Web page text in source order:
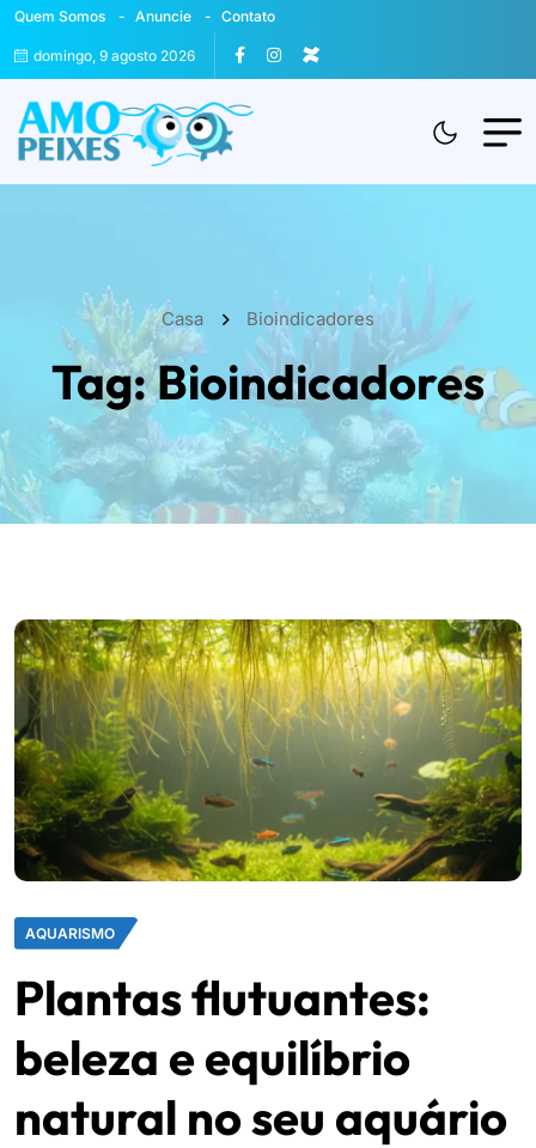
Quem Somos Anuncie Contato
domingo, 9 agosto 2026
Casa Bioindicadores
Tag:Bioindicadores
AQUARISMO
Plantas flutuantes:
beleza e equilíbrio
natural no seu aquário